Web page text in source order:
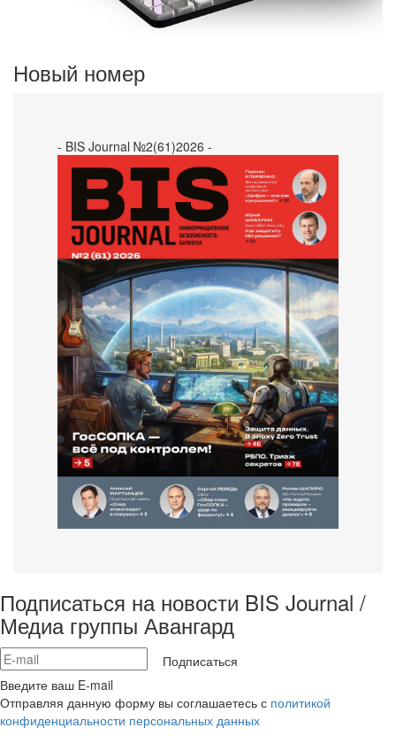
Новый номер
- BIS Journal №2(61)2026 -
Подписаться на новости BIS Journal /
Медиа группы Авангард
Подписаться
Введите ваш E-mail
Отправляя данную форму вы соглашаетесь с политикой
конфиденциальности персональных данных